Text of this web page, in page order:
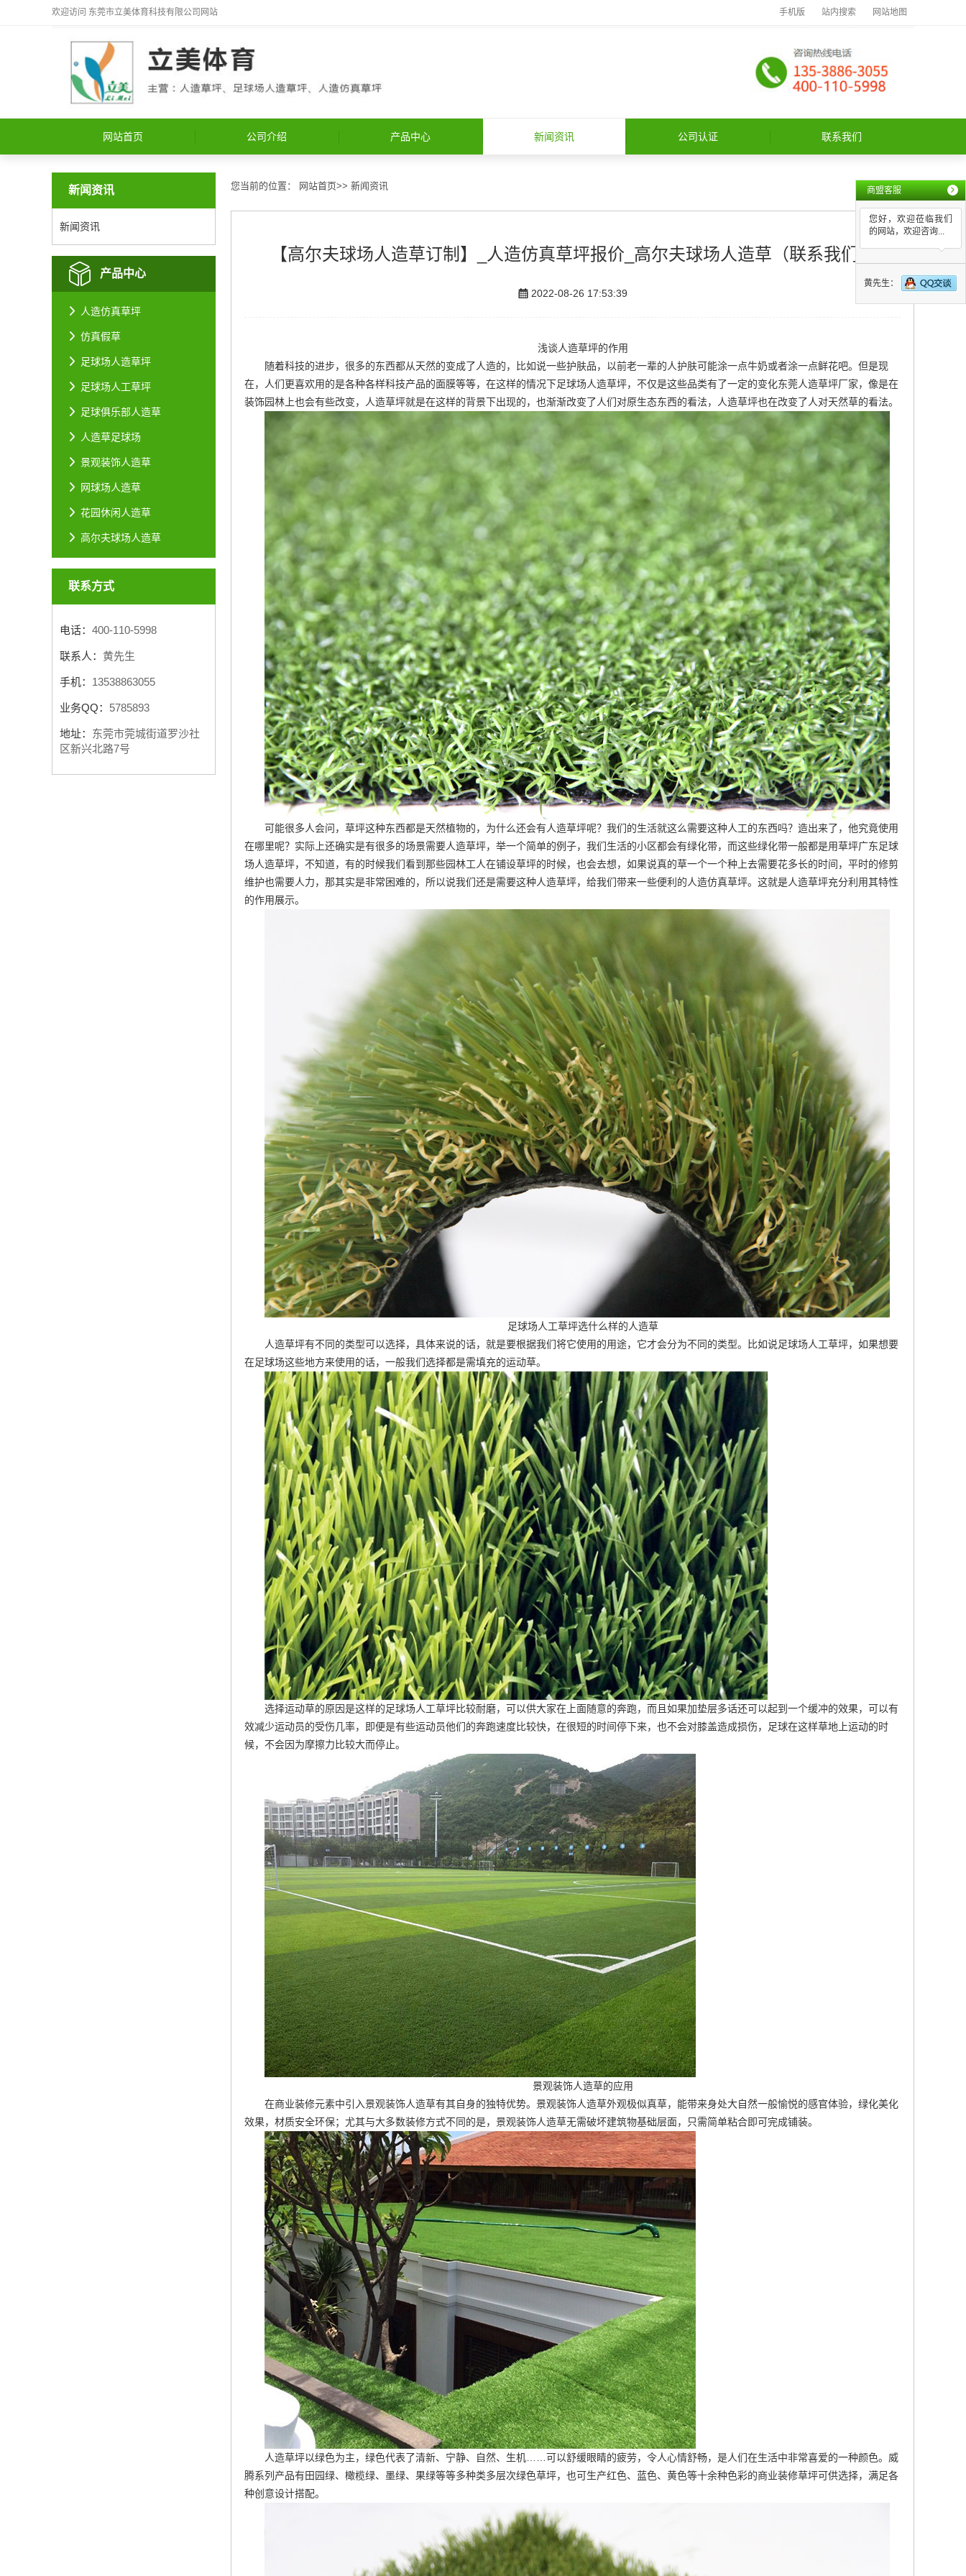
欢迎访问 东莞市立美体育科技有限公司 网站 手机版 站内搜索 网站地图
网站首页 公司介绍 产品中心 新闻资讯 公司认证 联系我们
新闻资讯
新闻资讯
产品中心
人造仿真草坪
仿真假草
足球场人造草坪
足球场人工草坪
足球俱乐部人造草
人造草足球场
景观装饰人造草
网球场人造草
花园休闲人造草
高尔夫球场人造草
联系方式
电话： 400-110-5998
联系人： 黄先生
手机： 13538863055
业务QQ： 5785893
地址： 东莞市莞城街道罗沙社
区新兴北路7号
您当前的位置： 网站首页>> 新闻资讯
【高尔夫球场人造草订制】_人造仿真草坪报价_高尔夫球场人造草（联系我们）
2022-08-26 17:53:39
浅谈人造草坪的作用
随着科技的进步，很多的东西都从天然的变成了人造的，比如说一些护肤品，以前老一辈的人护肤可能涂一点牛奶或者涂一点鲜花吧。但是现
在，人们更喜欢用的是各种各样科技产品的面膜等等，在这样的情况下足球场人造草坪，不仅是这些品类有了一定的变化东莞人造草坪厂家，像是在
装饰园林上也会有些改变，人造草坪就是在这样的背景下出现的，也渐渐改变了人们对原生态东西的看法，人造草坪也在改变了人对天然草的看法。
可能很多人会问，草坪这种东西都是天然植物的，为什么还会有人造草坪呢？我们的生活就这么需要这种人工的东西吗？造出来了，他究竟使用
在哪里呢？实际上还确实是有很多的场景需要人造草坪，举一个简单的例子，我们生活的小区都会有绿化带，而这些绿化带一般都是用草坪广东足球
场人造草坪，不知道，有的时候我们看到那些园林工人在铺设草坪的时候，也会去想，如果说真的草一个一个种上去需要花多长的时间，平时的修剪
维护也需要人力，那其实是非常困难的，所以说我们还是需要这种人造草坪，给我们带来一些便利的人造仿真草坪。这就是人造草坪充分利用其特性
的作用展示。
足球场人工草坪选什么样的人造草
人造草坪有不同的类型可以选择，具体来说的话，就是要根据我们将它使用的用途，它才会分为不同的类型。比如说足球场人工草坪，如果想要
在足球场这些地方来使用的话，一般我们选择都是需填充的运动草。
选择运动草的原因是这样的足球场人工草坪比较耐磨，可以供大家在上面随意的奔跑，而且如果加垫层多话还可以起到一个缓冲的效果，可以有
效减少运动员的受伤几率，即便是有些运动员他们的奔跑速度比较快，在很短的时间停下来，也不会对膝盖造成损伤，足球在这样草地上运动的时
候，不会因为摩擦力比较大而停止。
景观装饰人造草的应用
在商业装修元素中引入景观装饰人造草有其自身的独特优势。景观装饰人造草外观极似真草，能带来身处大自然一般愉悦的感官体验，绿化美化
效果，材质安全环保；尤其与大多数装修方式不同的是，景观装饰人造草无需破坏建筑物基础层面，只需简单粘合即可完成铺装。
人造草坪以绿色为主，绿色代表了清新、宁静、自然、生机……可以舒缓眼睛的疲劳，令人心情舒畅，是人们在生活中非常喜爱的一种颜色。威
腾系列产品有田园绿、橄榄绿、墨绿、果绿等等多种类多层次绿色草坪，也可生产红色、蓝色、黄色等十余种色彩的商业装修草坪可供选择，满足各
种创意设计搭配。
商盟客服
您好，欢迎莅临我们
的网站，欢迎咨询...
黄先生：